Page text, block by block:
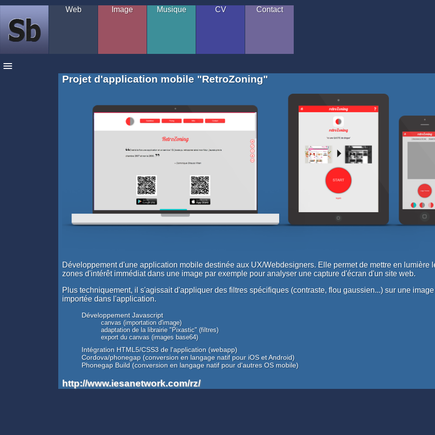
Web Image Musique CV Contact
Projet d'application mobile "RetroZoning"
Développement d'une application mobile destinée aux UX/Webdesigners. Elle permet de mettre en lumière
zones d'intérêt immédiat dans une image par exemple pour analyser une capture d'écran d'un site web.
Plus techniquement, il s'agissait d'appliquer des filtres spécifiques (contraste, flou gaussien...) sur une image
importée dans l'application.
Développement Javascript
canvas (importation d'image)
adaptation de la librairie "Pixastic" (filtres)
export du canvas (images base64)
Intégration HTML5/CSS3 de l'application (webapp)
Cordova/phonegap (conversion en langage natif pour iOS et Android)
Phonegap Build (conversion en langage natif pour d'autres OS mobile)
http://www.iesanetwork.com/rz/